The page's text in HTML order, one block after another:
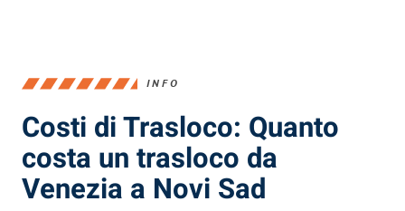
INFO
Costi di Trasloco: Quanto
costa un trasloco da
Venezia a Novi Sad